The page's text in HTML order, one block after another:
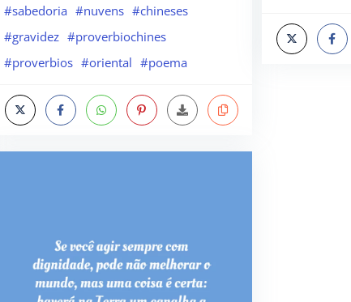
#sabedoria #nuvens #chineses
#gravidez #proverbiochines
#proverbios #oriental #poema